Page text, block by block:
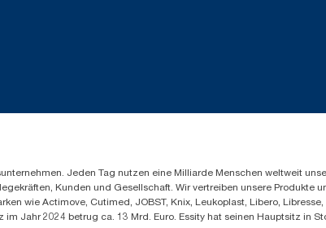
Jeden Tag nutzen eine Milliarde Menschen weltweit
Kunden und Gesellschaft. Wir vertreiben unsere Produkte
wie Actimove, Cutimed, JOBST, Knix, Leukoplast, Libero,
Jahr 2024 betrug ca. 13 Mrd. Euro. Essity hat seinen Hauptsitz in